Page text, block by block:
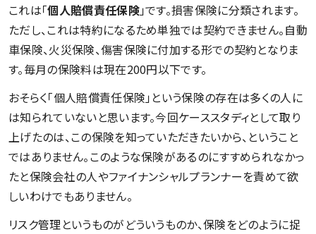
これは「個人賠償責任保険」です。損害保険に分類されます。
ただし、これは特約になるため単独では契約できません。自動
車保険、火災保険、傷害保険に付加する形での契約となりま
す。毎月の保険料は現在200円以下です。
おそらく「個人賠償責任保険」という保険の存在は多くの人に
は知られていないと思います。今回ケーススタディとして取り
上げたのは、この保険を知っていただきたいから、ということ
ではありません。このような保険があるのにすすめられなかっ
たと保険会社の人やファイナンシャルプランナーを責めて欲
しいわけでもありません。
リスク管理というものがどういうものか、保険をどのように捉